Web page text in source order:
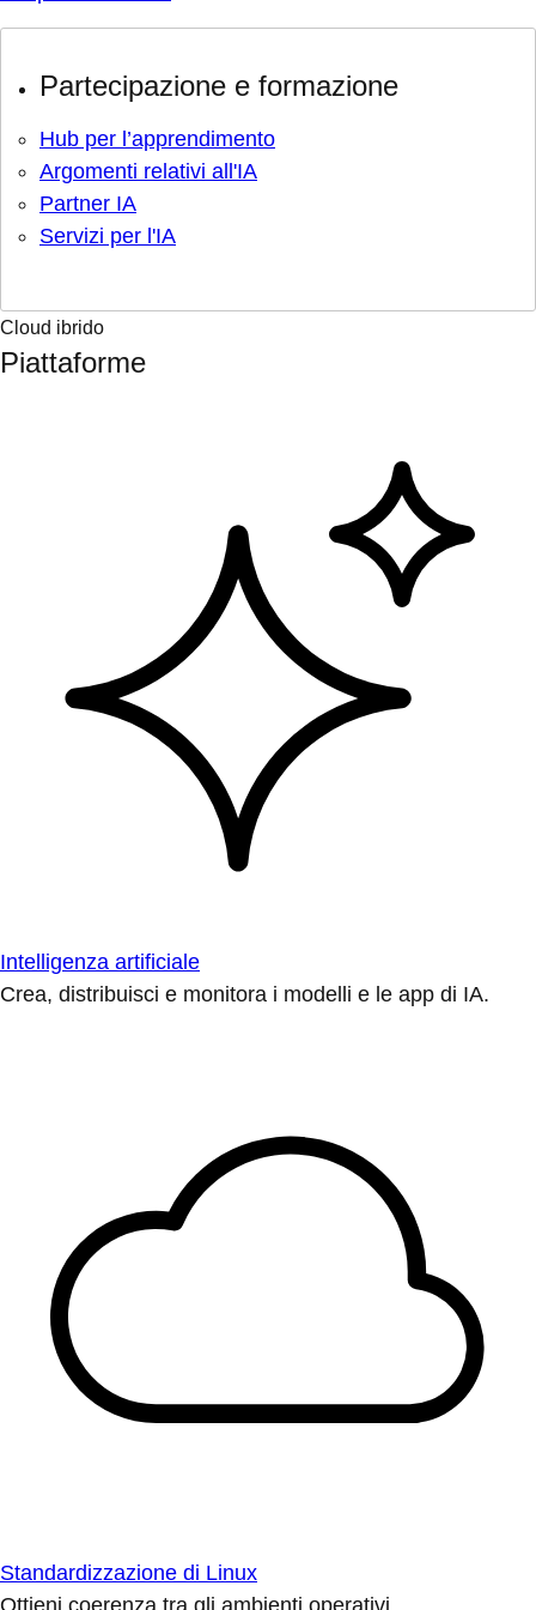
Partecipazione e formazione
Hub per l’apprendimento
Argomenti relativi all'IA
Partner IA
Servizi per l'IA
Cloud ibrido
Piattaforme
Intelligenza artificiale
Crea, distribuisci e monitora i modelli e le app di IA.
Standardizzazione di Linux
Ottieni coerenza tra gli ambienti operativi.